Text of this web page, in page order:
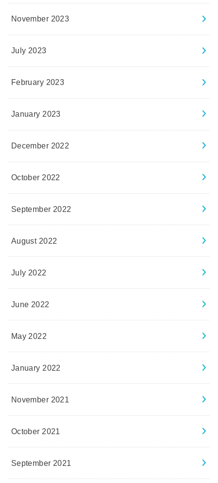
November 2023
July 2023
February 2023
January 2023
December 2022
October 2022
September 2022
August 2022
July 2022
June 2022
May 2022
January 2022
November 2021
October 2021
September 2021